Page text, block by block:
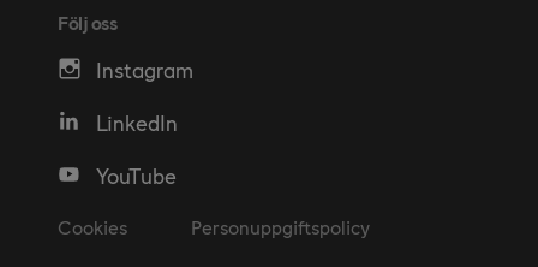
Följ oss
Instagram
LinkedIn
YouTube
Cookies Personuppgiftspolicy